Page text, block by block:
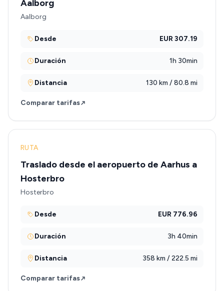
Aalborg
Aalborg
Desde EUR 307.19
Duración 1h 30min
Distancia 130 km / 80.8 mi
Comparar tarifas
RUTA
Traslado desde el aeropuerto de Aarhus a
Hosterbro
Hosterbro
Desde EUR 776.96
Duración 3h 40min
Distancia 358 km / 222.5 mi
Comparar tarifas